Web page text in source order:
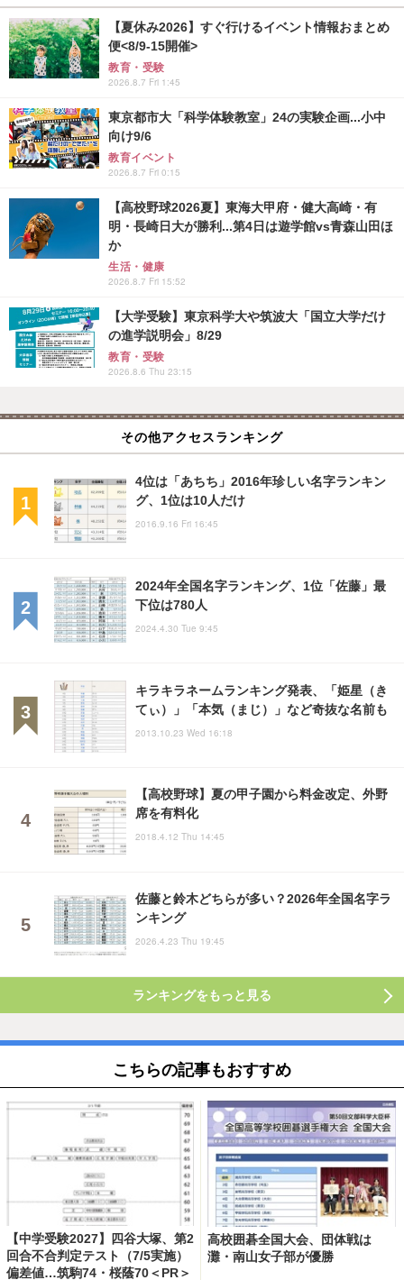
【夏休み2026】すぐ行けるイベント情報おまとめ
便<8/9-15開催>
教育・受験
2026.8.7 Fri 1:45
東京都市大「科学体験教室」24の実験企画...小中
向け9/6
教育イベント
2026.8.7 Fri 0:15
【高校野球2026夏】東海大甲府・健大高崎・有
明・長崎日大が勝利...第4日は遊学館vs青森山田ほ
か
生活・健康
2026.8.7 Fri 15:52
【大学受験】東京科学大や筑波大「国立大学だけ
の進学説明会」8/29
教育・受験
2026.8.6 Thu 23:15
その他アクセスランキング
4位は「あちち」2016年珍しい名字ランキン
グ、1位は10人だけ
2016.9.16 Fri 16:45
2024年全国名字ランキング、1位「佐藤」最
下位は780人
2024.4.30 Tue 9:45
キラキラネームランキング発表、「姫星（き
てぃ）」「本気（まじ）」など奇抜な名前も
2013.10.23 Wed 16:18
【高校野球】夏の甲子園から料金改定、外野
席を有料化
2018.4.12 Thu 14:45
佐藤と鈴木どちらが多い？2026年全国名字ラ
ンキング
2026.4.23 Thu 19:45
ランキングをもっと見る
こちらの記事もおすすめ
【中学受験2027】四谷大塚、第2
回合不合判定テスト（7/5実施）
偏差値…筑駒74・桜蔭70＜PR＞
高校囲碁全国大会、団体戦は
灘・南山女子部が優勝